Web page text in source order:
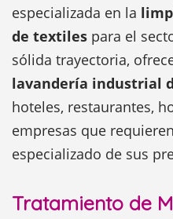
especializada en la
de textiles para el
sólida trayectoria,
lavandería industrial
hoteles, restaurantes,
empresas que
especializado de sus
Tratamiento de